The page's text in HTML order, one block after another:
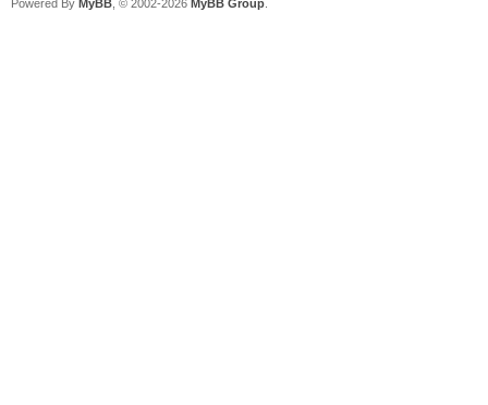
Powered By MyBB , © 2002-2026 MyBB Group